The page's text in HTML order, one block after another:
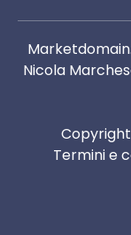
Nicola
Termini e